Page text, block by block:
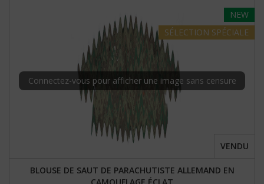
NEW
SÉLECTION SPÉCIALE
Connectez-vous pour afficher une image sans censure
BLOUSE DE SAUT DE PARACHUTISTE ALLEMAND EN
VENDU